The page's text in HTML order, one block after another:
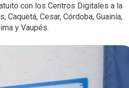
con los Centros Digitales a la
Cesar, Córdoba, Guainía,
y Vaupés.